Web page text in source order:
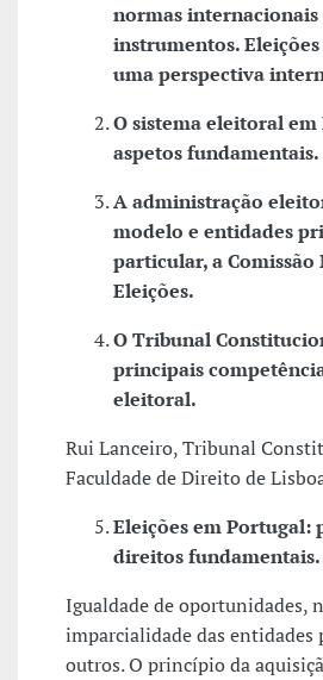
normas
instrumentos.
uma perspectiva
O sistema eleitoral
aspetos fundamentais.
A administração
modelo e entidades
particular, a Comissão
Eleições.
O Tribunal
principais
eleitoral.
Rui Lanceiro, Tribunal
Faculdade de Direito de
Eleições em Portugal:
direitos fundamentais.
Igualdade de oportunidades,
imparcialidade das entidades
outros. O princípio da